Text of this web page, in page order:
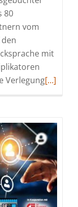
80
vom
mit
VerlegungRead
(DFC)
in
der
Messe
[…]